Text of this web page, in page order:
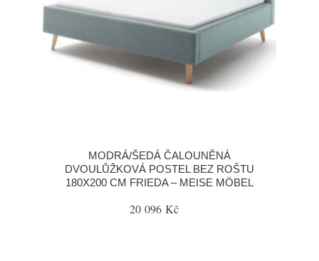
MODRÁ/ŠEDÁ ČALOUNĚNÁ
DVOULŮŽKOVÁ POSTEL BEZ ROŠTU
180X200 CM FRIEDA – MEISE MÖBEL
20 096 Kč